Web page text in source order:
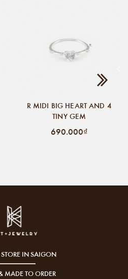
R MIDI BIG HEART AND 4
TINY GEM
690.000₫
STORE IN SAIGON
MADE TO ORDER